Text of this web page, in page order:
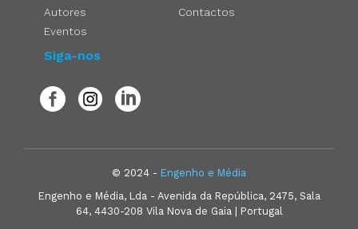
Autores
Eventos
Contactos
Siga-nos
© 2024 - Engenho e Média
Engenho e Média, Lda - Avenida da República, 2475, Sala
64, 4430-208 Vila Nova de Gaia | Portugal